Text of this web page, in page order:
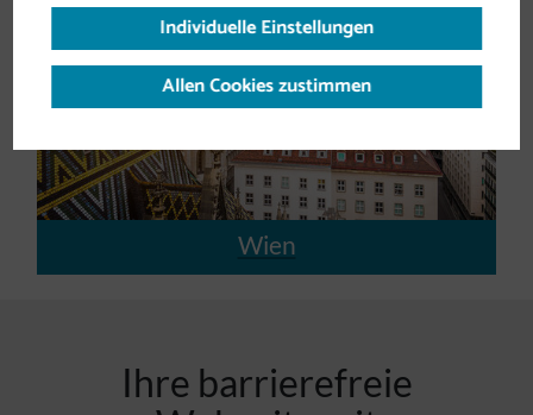
Wien
Ihre barrierefreie
Individuelle Einstellungen
Allen Cookies zustimmen